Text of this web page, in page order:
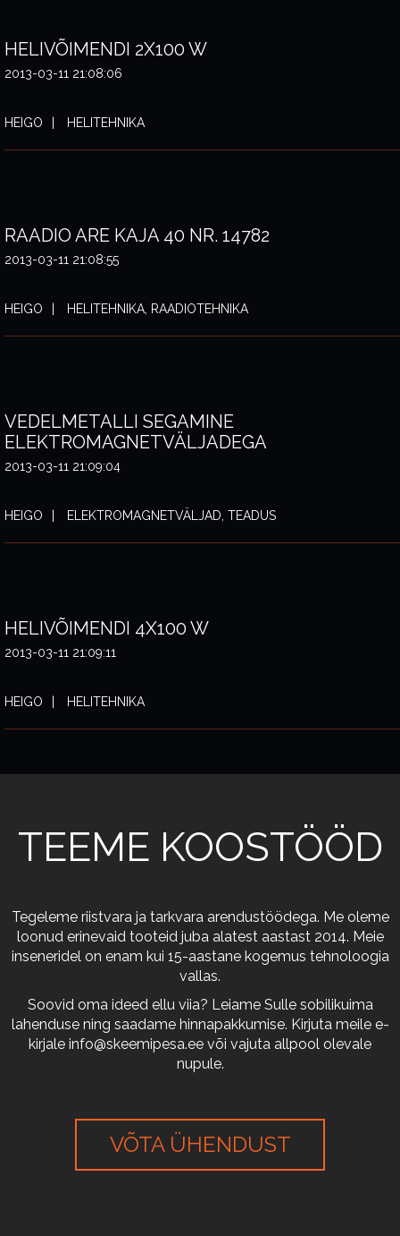
HELIVÕIMENDI 2X100 W
2013-03-11 21:08:06
HEIGO HELITEHNIKA
RAADIO ARE KAJA 40 NR. 14782
2013-03-11 21:08:55
HEIGO HELITEHNIKA, RAADIOTEHNIKA
VEDELMETALLI SEGAMINE
ELEKTROMAGNETVÄLJADEGA
2013-03-11 21:09:04
HEIGO ELEKTROMAGNETVÄLJAD, TEADUS
HELIVÕIMENDI 4X100 W
2013-03-11 21:09:11
HEIGO HELITEHNIKA
TEEME KOOSTÖÖD
Tegeleme riistvara ja tarkvara arendustöödega. Me oleme
loonud erinevaid tooteid juba alatest aastast 2014. Meie
inseneridel on enam kui 15-aastane kogemus tehnoloogia
vallas.
Soovid oma ideed ellu viia? Leiame Sulle sobilikuima
lahenduse ning saadame hinnapakkumise. Kirjuta meile e-
kirjale info@skeemipesa.ee või vajuta allpool olevale
nupule.
VÕTA ÜHENDUST